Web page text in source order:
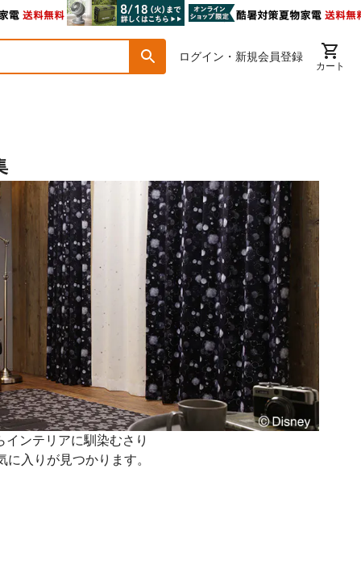
ログイン・新規会員登録
カート
ンテリアに馴染むさり
入りが見つかります。